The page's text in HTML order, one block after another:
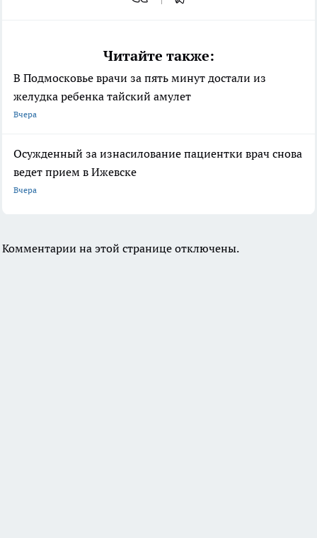
Читайте также:
В Подмосковье врачи за пять минут достали из
желудка ребенка тайский амулет
Вчера
Осужденный за изнасилование пациентки врач снова
ведет прием в Ижевске
Вчера
Комментарии на этой странице отключены.